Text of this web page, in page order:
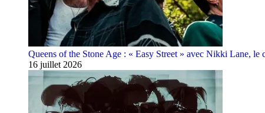
Queens of the Stone Age : « Easy Street » avec Nikki Lane, le
16 juillet 2026